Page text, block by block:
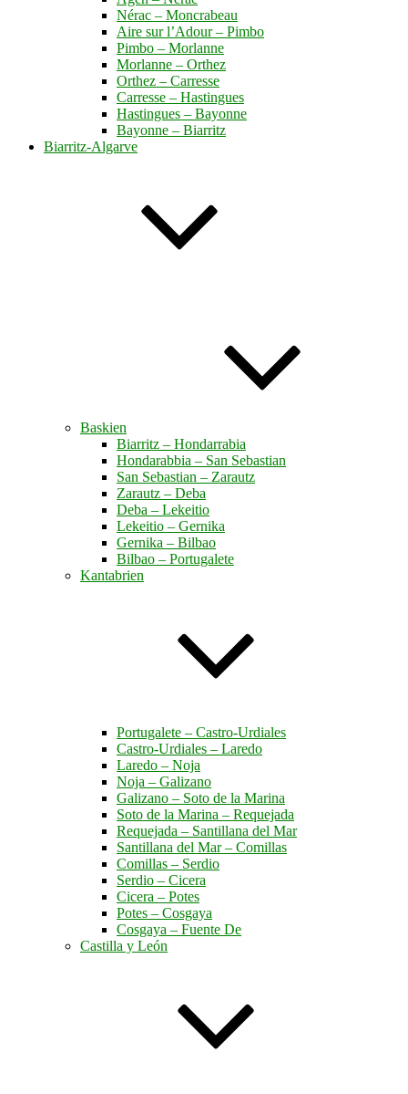
Nérac – Moncrabeau
Aire sur l’Adour – Pimbo
Pimbo – Morlanne
Morlanne – Orthez
Orthez – Carresse
Carresse – Hastingues
Hastingues – Bayonne
Bayonne – Biarritz
Biarritz-Algarve
Baskien
Biarritz – Hondarrabia
Hondarabbia – San Sebastian
San Sebastian – Zarautz
Zarautz – Deba
Deba – Lekeitio
Lekeitio – Gernika
Gernika – Bilbao
Bilbao – Portugalete
Kantabrien
Portugalete – Castro-Urdiales
Castro-Urdiales – Laredo
Laredo – Noja
Noja – Galizano
Galizano – Soto de la Marina
Soto de la Marina – Requejada
Requejada – Santillana del Mar
Santillana del Mar – Comillas
Comillas – Serdio
Serdio – Cicera
Cicera – Potes
Potes – Cosgaya
Cosgaya – Fuente De
Castilla y León